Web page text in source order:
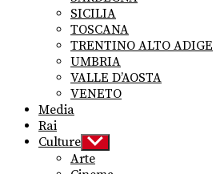
SICILIA
TOSCANA
TRENTINO ALTO ADIGE
UMBRIA
VALLE D’AOSTA
VENETO
Media
Rai
Culture Show
sub
menu
Arte